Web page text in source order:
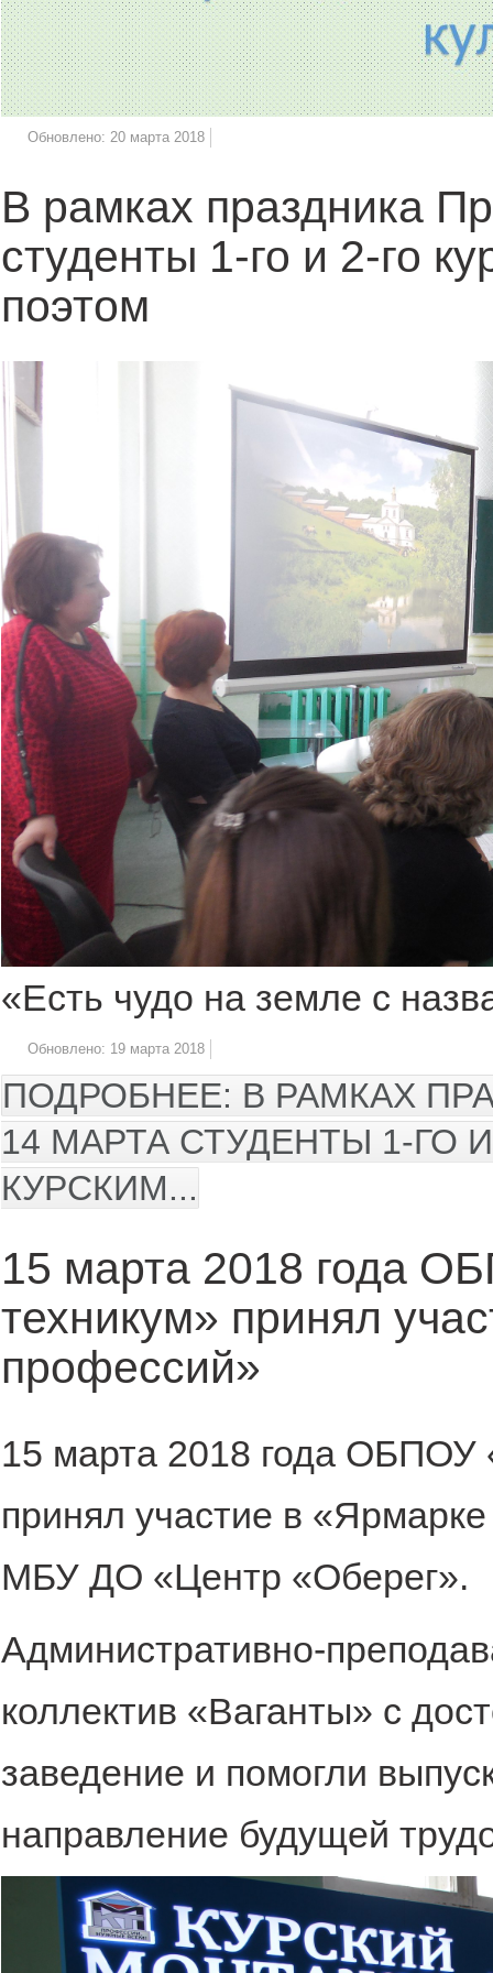
Обновлено: 20 марта 2018
В рамках праздника
студенты 1-го и 2-го
поэтом
«Есть чудо на земле с
Обновлено: 19 марта 2018
ПОДРОБНЕЕ: В РАМКАХ
14 МАРТА СТУДЕНТЫ 1-ГО
КУРСКИМ...
15 марта 2018 года
техникум» принял
профессий»
15 марта 2018 года ОБПОУ
принял участие в
МБУ ДО «Центр «Оберег».
Административно-
коллектив «Ваганты» с
заведение и помогли
направление будущей